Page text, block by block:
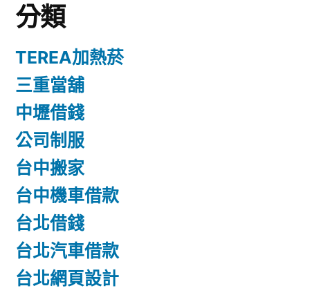
分類
TEREA加熱菸
三重當舖
中壢借錢
公司制服
台中搬家
台中機車借款
台北借錢
台北汽車借款
台北網頁設計